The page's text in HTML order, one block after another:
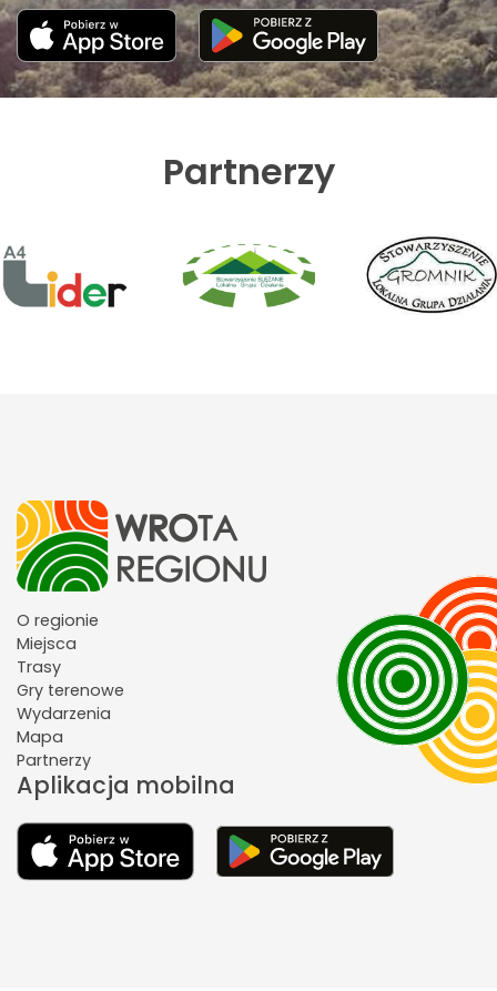
Partnerzy
O regionie
Miejsca
Trasy
Gry terenowe
Wydarzenia
Mapa
Partnerzy
Aplikacja mobilna